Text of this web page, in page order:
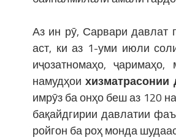
Аз ин рӯ, Сарвари давлат
аст, ки аз 1-уми июли
иҷозатномаҳо,
намудҳоихизматрасонии
имрӯз ба онҳо беш аз 120
бақайдгирии давлатии
ройгон ба роҳ монда